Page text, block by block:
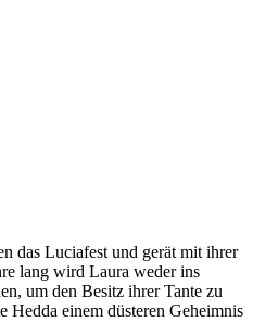
das Luciafest und gerät mit ihrer
lang wird Laura weder ins
um den Besitz ihrer Tante zu
Hedda einem düsteren Geheimnis